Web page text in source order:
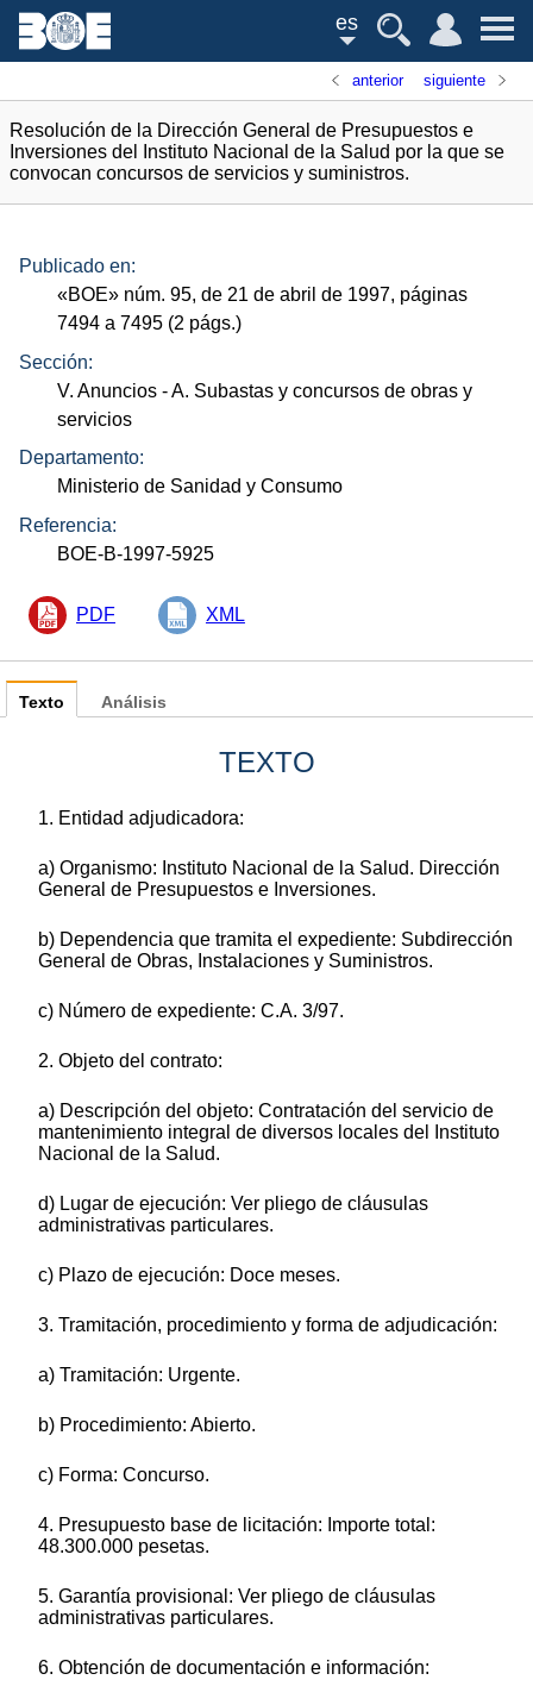
es
anterior siguiente
Resolución de la Dirección General de Presupuestos e
Inversiones del Instituto Nacional de la Salud por la que se
convocan concursos de servicios y suministros.
Publicado en:
«BOE» núm. 95, de 21 de abril de 1997, páginas
7494 a 7495 (2 págs.)
Sección:
V. Anuncios - A. Subastas y concursos de obras y
servicios
Departamento:
Ministerio de Sanidad y Consumo
Referencia:
BOE-B-1997-5925
PDF XML
Texto
TEXTO
1. Entidad adjudicadora:
a) Organismo: Instituto Nacional de la Salud. Dirección
General de Presupuestos e Inversiones.
b) Dependencia que tramita el expediente: Subdirección
General de Obras, Instalaciones y Suministros.
c) Número de expediente: C.A. 3/97.
2. Objeto del contrato:
a) Descripción del objeto: Contratación del servicio de
mantenimiento integral de diversos locales del Instituto
Nacional de la Salud.
d) Lugar de ejecución: Ver pliego de cláusulas
administrativas particulares.
c) Plazo de ejecución: Doce meses.
3. Tramitación, procedimiento y forma de adjudicación:
a) Tramitación: Urgente.
b) Procedimiento: Abierto.
c) Forma: Concurso.
4. Presupuesto base de licitación: Importe total:
48.300.000 pesetas.
5. Garantía provisional: Ver pliego de cláusulas
administrativas particulares.
6. Obtención de documentación e información:
Análisis